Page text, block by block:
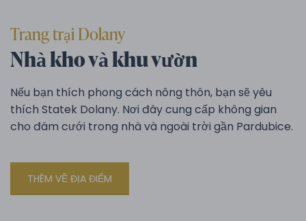
Trang trại Dolany
Nhà kho và khu vườn
Nếu bạn thích phong cách nông thôn, bạn sẽ yêu
thích Statek Dolany. Nơi đây cung cấp không gian
cho đám cưới trong nhà và ngoài trời gần Pardubice.
THÊM VỀ ĐỊA ĐIỂM